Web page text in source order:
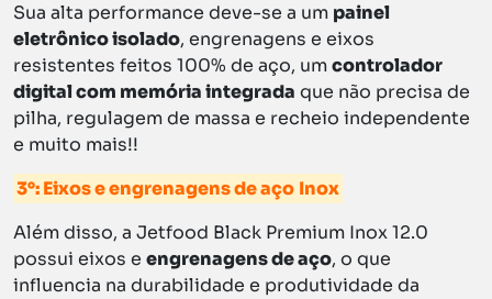
Sua alta performance deve-se a um painel
eletrônico isolado, engrenagens e eixos
resistentes feitos 100% de aço, umcontrolador
digital com memória integrada que não precisa de
pilha, regulagem de massa e recheio independente
e muito mais!!
3°: Eixos e engrenagens de aço Inox
Além disso, a Jetfood Black Premium Inox 12.0
possui eixos e engrenagens de aço, o que
influencia na durabilidade e produtividade da